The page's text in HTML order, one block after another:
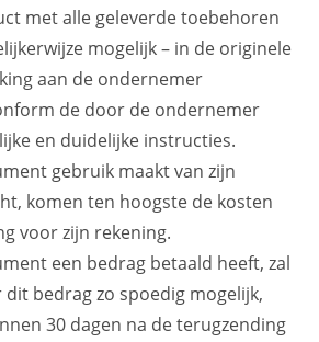
met alle geleverde toebehoren
mogelijk – in de originele
aan de ondernemer
de door de ondernemer
en duidelijke instructies.
gebruik maakt van zijn
komen ten hoogste de kosten
voor zijn rekening.
een bedrag betaald heeft, zal
bedrag zo spoedig mogelijk,
30 dagen na de terugzending